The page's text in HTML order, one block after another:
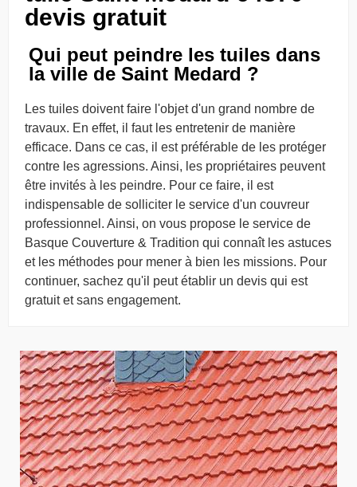
devis gratuit
Qui peut peindre les tuiles dans
la ville de Saint Medard ?
Les tuiles doivent faire l'objet d'un grand nombre de
travaux. En effet, il faut les entretenir de manière
efficace. Dans ce cas, il est préférable de les protéger
contre les agressions. Ainsi, les propriétaires peuvent
être invités à les peindre. Pour ce faire, il est
indispensable de solliciter le service d'un couvreur
professionnel. Ainsi, on vous propose le service de
Basque Couverture & Tradition qui connaît les astuces
et les méthodes pour mener à bien les missions. Pour
continuer, sachez qu'il peut établir un devis qui est
gratuit et sans engagement.